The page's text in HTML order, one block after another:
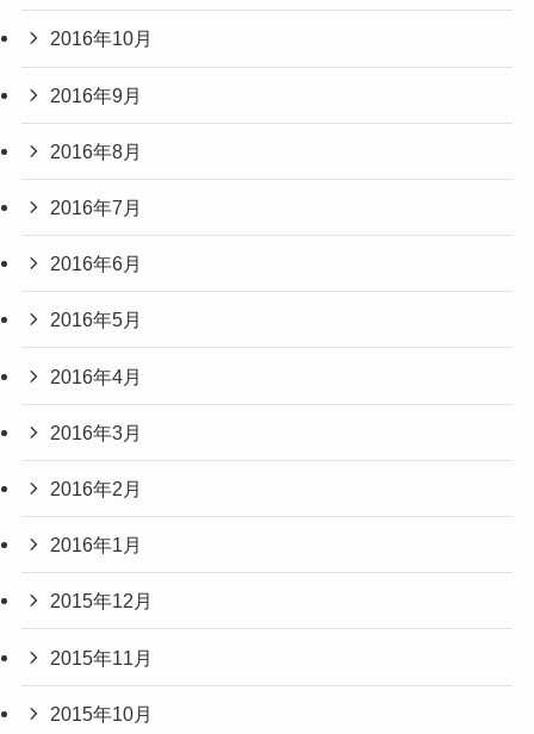
2016年10月
2016年9月
2016年8月
2016年7月
2016年6月
2016年5月
2016年4月
2016年3月
2016年2月
2016年1月
2015年12月
2015年11月
2015年10月